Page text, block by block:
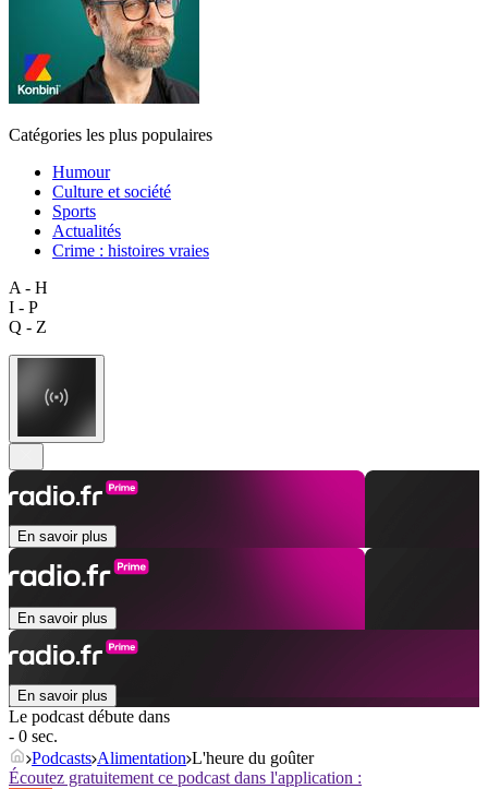
Catégories les plus populaires
Humour
Culture et société
Sports
Actualités
Crime : histoires vraies
A - H
I - P
Q - Z
En savoir plus
En savoir plus
En savoir plus
Le podcast débute dans
- 0 sec.
Podcasts Alimentation L'heure du goûter
Écoutez gratuitement ce podcast dans l'application :